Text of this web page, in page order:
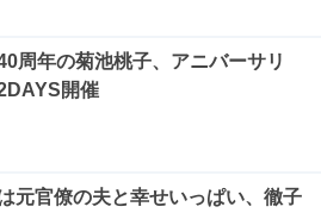
周年の菊池桃子、アニバーサリ
開催
元官僚の夫と幸せいっぱい、徹子